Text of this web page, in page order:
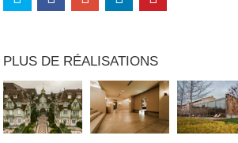
PLUS DE RÉALISATIONS